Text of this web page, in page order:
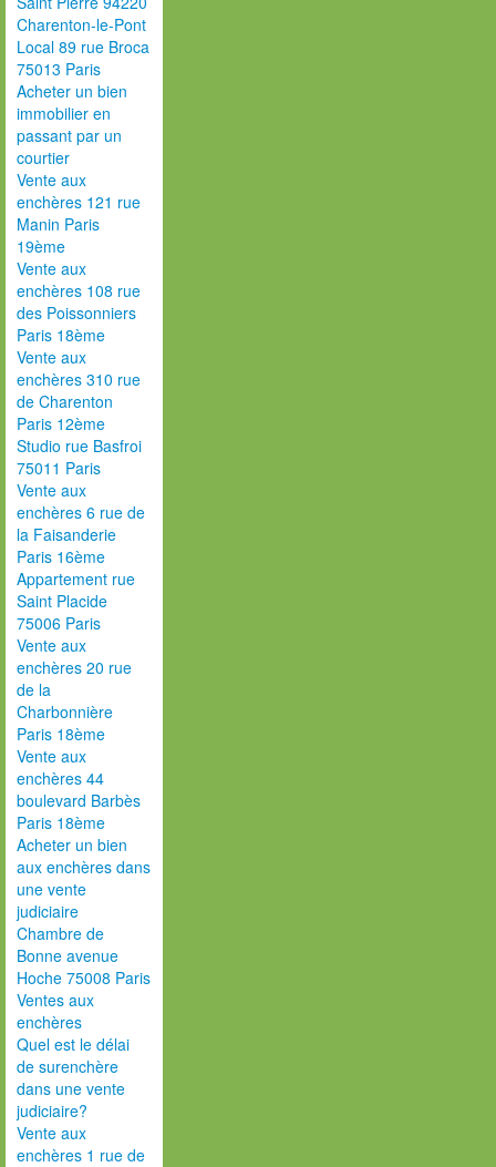
Charenton-le-Pont
Local 89 rue Broca
75013 Paris
Acheter un bien
immobilier en
passant par un
courtier
Vente aux
enchères 121 rue
Manin Paris
19ème
Vente aux
enchères 108 rue
des Poissonniers
Paris 18ème
Vente aux
enchères 310 rue
de Charenton
Paris 12ème
Studio rue Basfroi
75011 Paris
Vente aux
enchères 6 rue de
la Faisanderie
Paris 16ème
Appartement rue
Saint Placide
75006 Paris
Vente aux
enchères 20 rue
de la
Charbonnière
Paris 18ème
Vente aux
enchères 44
boulevard Barbès
Paris 18ème
Acheter un bien
aux enchères dans
une vente
judiciaire
Chambre de
Bonne avenue
Hoche 75008 Paris
Ventes aux
enchères
Quel est le délai
de surenchère
dans une vente
judiciaire?
Vente aux
enchères 1 rue de